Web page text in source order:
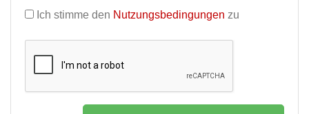
Ich stimme den Nutzungsbedingungen zu